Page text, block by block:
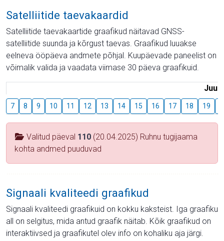
Satelliitide taevakaardid
Satelliitide taevakaartide graafikud näitavad GNSS-
satelliitide suunda ja kõrgust taevas. Graafikud luuakse
eelneva ööpäeva andmete põhjal. Kuupäevade paneelist on
võimalik valida ja vaadata viimase 30 päeva graafikuid.
Juuli
7 8 9 10 11 12 13 14 15 16 17 18 19
Valitud päeval 110 (20.04.2025) Ruhnu tugijaama
kohta andmed puuduvad
Signaali kvaliteedi graafikud
Signaali kvaliteedi graafikuid on kokku kaksteist. Iga graafiku
all on selgitus, mida antud graafik näitab. Kõik graafikud on
interaktiivsed ja graafikutel olev info on kohaliku aja järgi.